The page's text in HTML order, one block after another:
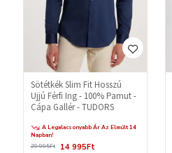
Sötétkék Slim Fit Hosszú
Ujjú Férfi Ing - 100% Pamut -
Cápa Gallér - TUDORS
A Legalacsonyabb Ár Az Elmúlt 14
Napban!
14 995Ft
29 995Ft